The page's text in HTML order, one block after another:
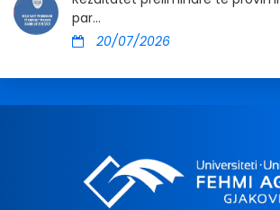
par...
20/07/2026